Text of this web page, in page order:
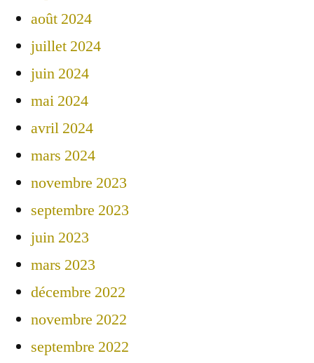
août 2024
juillet 2024
juin 2024
mai 2024
avril 2024
mars 2024
novembre 2023
septembre 2023
juin 2023
mars 2023
décembre 2022
novembre 2022
septembre 2022